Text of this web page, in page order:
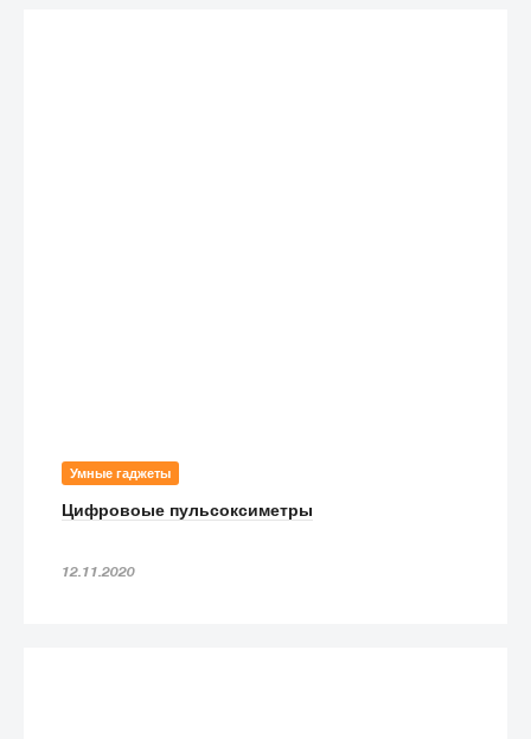
Умные гаджеты
Цифровоые пульсоксиметры
12.11.2020